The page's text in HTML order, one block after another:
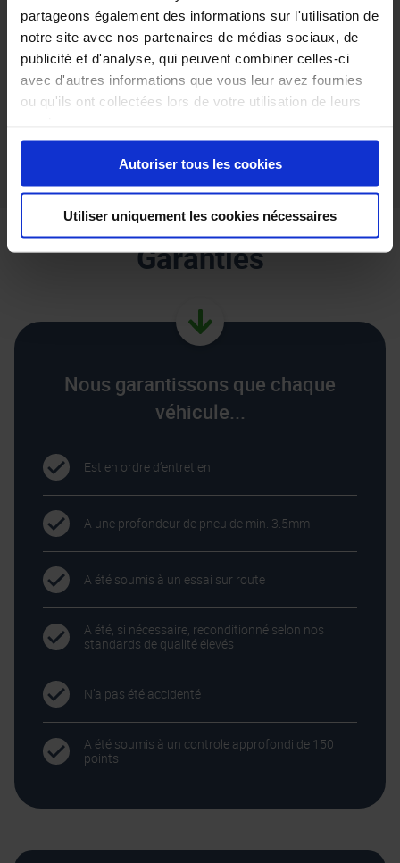
partageons également des informations sur l'utilisation de
notre site avec nos partenaires de médias sociaux, de
publicité et d'analyse, qui peuvent combiner celles-ci
avec d'autres informations que vous leur avez fournies
ou qu'ils ont collectées lors de votre utilisation de leurs
Autoriser tous les cookies
Utiliser uniquement les cookies nécessaires
Nous partageons avec vous tous les détails importants de nos
véhicules - toutes les caractéristiques, les imperfections, la
profondeur de chaque pneu & même une vue détaillée du sous
bassement
disponibles. Veuillez revenir ultérieurement.
Garanties
Nous garantissons que chaque
véhicule...
Est en ordre d’entretien
A une profondeur de pneu de min. 3.5mm
A été soumis à un essai sur route
A été, si nécessaire, reconditionné selon nos
standards de qualité élevés
N’a pas été accidenté
A été soumis à un controle approfondi de 150
points